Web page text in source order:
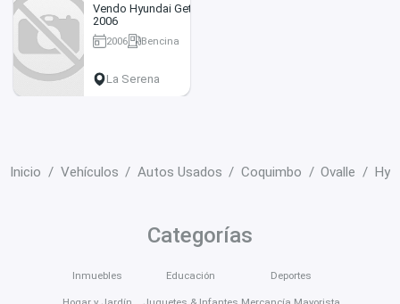
Vendo Hyundai Getz
2006
2006
Bencina
La Serena
Inicio Vehículos Autos Usados Coquimbo Ovalle
Categorías
Inmuebles Educación Deportes